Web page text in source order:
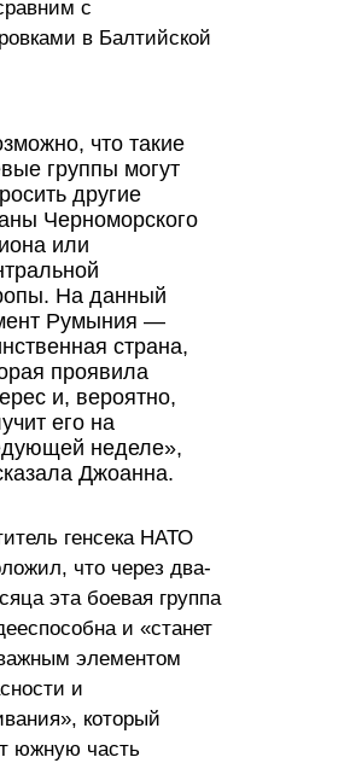
с
в Балтийской
что такие
группы могут
другие
Черноморского
или
На данный
Румыния —
страна,
проявила
и, вероятно,
его на
неделе»,
Джоанна.
генсека НАТО
что через два-
эта боевая группа
и «станет
элементом
и
который
южную часть